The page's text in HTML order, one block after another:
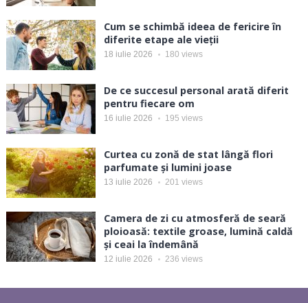
Cum se schimbă ideea de fericire în
diferite etape ale vieții
18 iulie 2026 180 views
De ce succesul personal arată diferit
pentru fiecare om
16 iulie 2026 195 views
Curtea cu zonă de stat lângă flori
parfumate și lumini joase
13 iulie 2026 201 views
Camera de zi cu atmosferă de seară
ploioasă: textile groase, lumină caldă
și ceai la îndemână
12 iulie 2026 236 views